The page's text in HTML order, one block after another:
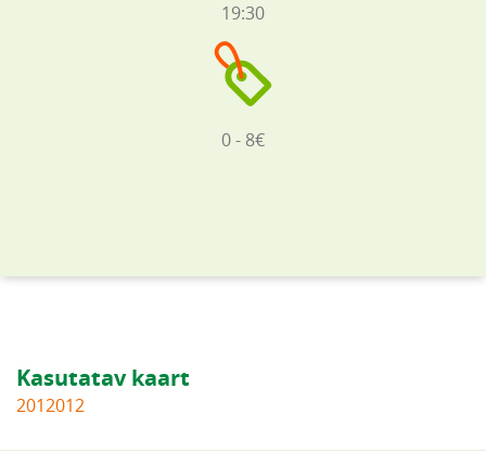
19:30
0 - 8€
Kasutatav kaart
2012012